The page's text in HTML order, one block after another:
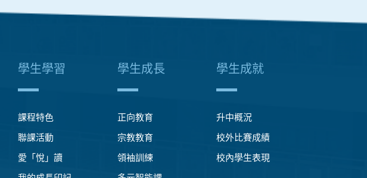
學生學習
課程特色
聯課活動
愛「悅」讀
學生成長
正向教育
宗教教育
領袖訓練
學生成就
升中概況
校外比賽成績
校內學生表現